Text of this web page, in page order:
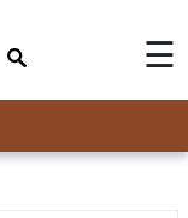
☰